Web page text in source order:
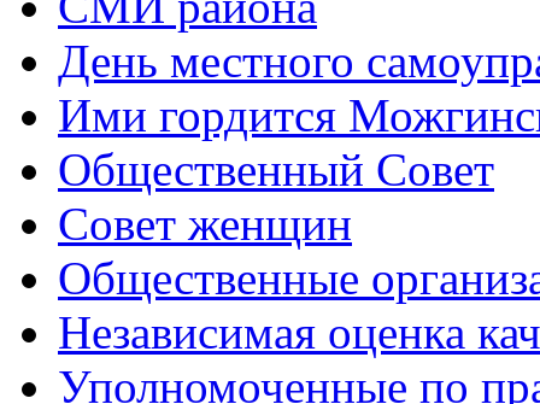
День местного
Ими гордится
Общественный Совет
Совет женщин
Общественные
Независимая оценка
Уполномоченные по